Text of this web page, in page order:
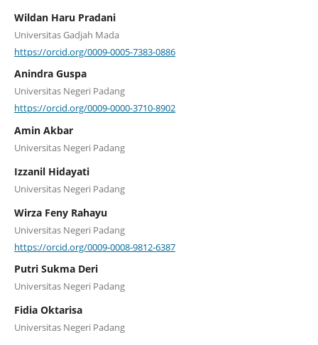
Wildan Haru Pradani
Universitas Gadjah Mada
https://orcid.org/0009-0005-7383-0886
Anindra Guspa
Universitas Negeri Padang
https://orcid.org/0009-0000-3710-8902
Amin Akbar
Universitas Negeri Padang
Izzanil Hidayati
Universitas Negeri Padang
Wirza Feny Rahayu
Universitas Negeri Padang
https://orcid.org/0009-0008-9812-6387
Putri Sukma Deri
Universitas Negeri Padang
Fidia Oktarisa
Universitas Negeri Padang